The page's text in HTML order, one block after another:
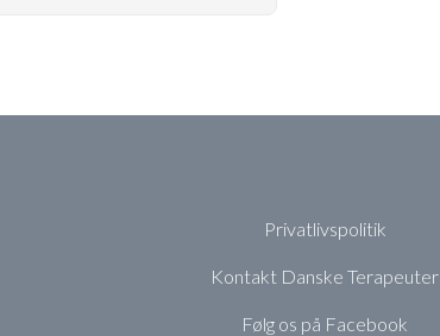
Privatlivspolitik
Kontakt Danske Terapeuter
Følg os på Facebook